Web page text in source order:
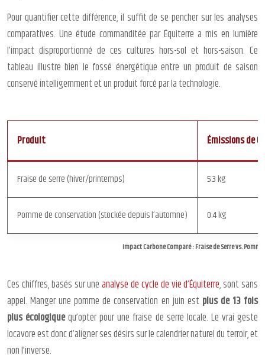
Pour quantifier cette différence, il suffit de se pencher sur les analyses
comparatives. Une étude commanditée par Équiterre a mis en lumière
l’impact disproportionné de ces cultures hors-sol et hors-saison. Ce
tableau illustre bien le fossé énergétique entre un produit de saison
conservé intelligemment et un produit forcé par la technologie.
Impact Carbone Comparé : Fraise de Serre vs.
Produit Émissions de
Fraise de serre (hiver/printemps) 5.3 kg
Pomme de conservation (stockée depuis l’automne) 0.4 kg
Ces chiffres, basés sur uneanalyse de cycle de vie d’Équiterre, sont sans
appel. Manger une pomme de conservation en juin est plus de 13 fois
plus écologiquequ’opter pour une fraise de serre locale. Le vrai geste
locavore est donc d’aligner ses désirs sur le calendrier naturel du terroir, et
non l’inverse.